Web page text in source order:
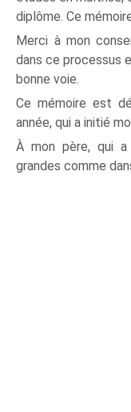
diplôme. Ce
Merci à mon
dans ce processus
bonne voie.
Ce mémoire est
année, qui a initié
À mon père, qui
grandes comme